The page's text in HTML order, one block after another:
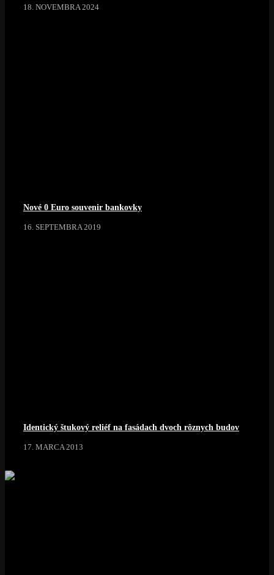
18. NOVEMBRA 2024
Nové 0 Euro souvenir bankovky
16. SEPTEMBRA 2019
Identický štukový reliéf na fasádach dvoch rôznych budov
17. MARCA 2013